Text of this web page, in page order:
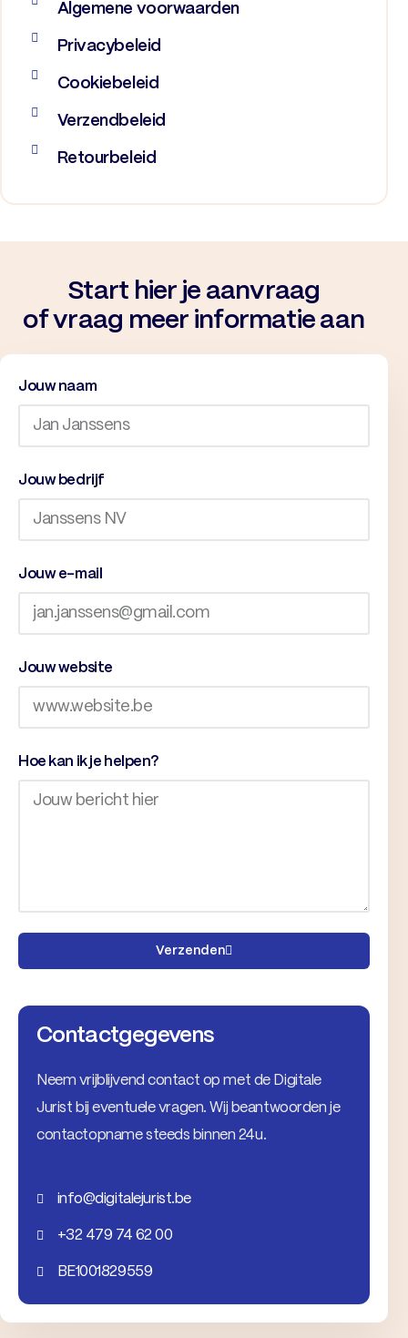
Algemene voorwaarden
Privacybeleid
Cookiebeleid
Verzendbeleid
Retourbeleid
Start hier je aanvraag
of vraag meer informatie aan
Jouw naam
Jouw bedrijf
Jouw e-mail
Jouw website
Hoe kan ik je helpen?
Verzenden
Contactgegevens
Neem vrijblijvend contact op met de Digitale
Jurist bij eventuele vragen. Wij beantwoorden je
contactopname steeds binnen 24u.
info@digitalejurist.be
+32 479 74 62 00
BE1001829559